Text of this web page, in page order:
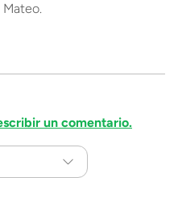
Mateo.
un comentario.